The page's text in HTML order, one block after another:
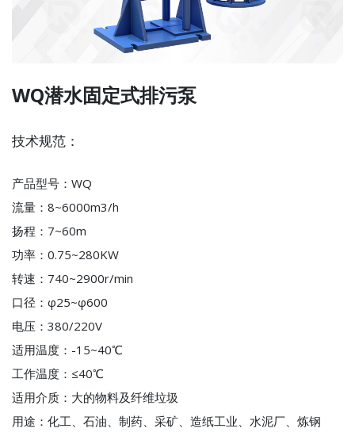
WQ潜水固定式排污泵
技术规范：
产品型号：WQ
流量：8~6000m3/h
扬程：7~60m
功率：0.75~280KW
转速：740~2900r/min
口径：φ25~φ600
电压：380/220V
适用温度：-15~40℃
工作温度：≤40℃
适用介质：大的物料及纤维垃圾
用途：化工、石油、制药、采矿、造纸工业、水泥厂、炼钢